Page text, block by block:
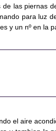
las piernas
para luz
y un nº en la
el aire